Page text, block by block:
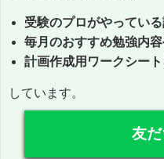
受験のプロがやってい
毎月のおすすめ勉強内
計画作成用ワークシー
しています。
友